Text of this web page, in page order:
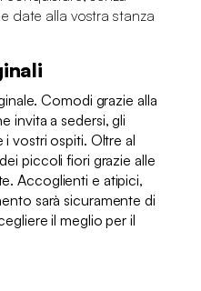
date alla vostra stanza
Comodi grazie alla
invita a sedersi, gli
vostri ospiti. Oltre al
piccoli fiori grazie alle
Accoglienti e atipici,
sarà sicuramente di
il meglio per il